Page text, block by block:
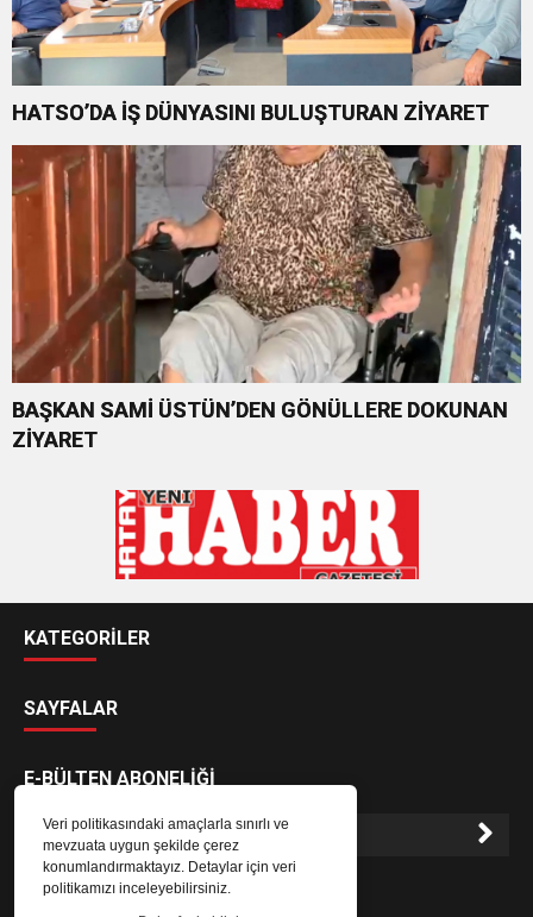
Veri politikasındaki amaçlarla sınırlı ve
mevzuata uygun şekilde çerez
konumlandırmaktayız. Detaylar için veri
politikamızı inceleyebilirsiniz.
HATSO’DA İŞ DÜNYASINI BULUŞTURAN ZİYARET
BAŞKAN SAMİ ÜSTÜN’DEN GÖNÜLLERE DOKUNAN
ZİYARET
KATEGORİLER
SAYFALAR
E-BÜLTEN ABONELİĞİ
E-Bülten aboneliği ile haberlere daha hızlı erişin.